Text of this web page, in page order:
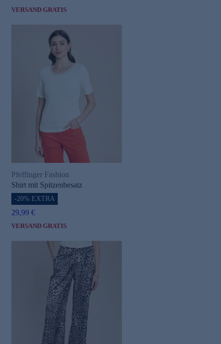
VERSAND GRATIS
Pfeffinger Fashion
Shirt mit Spitzenbesatz
-20% EXTRA
29,99 €
VERSAND GRATIS